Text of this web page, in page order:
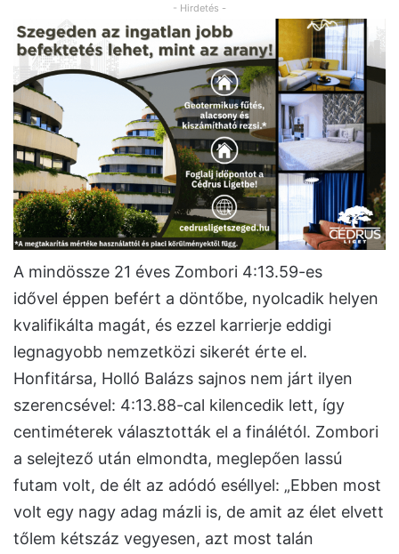
- Hirdetés -
A mindössze 21 éves Zombori 4:13.59-es
idővel éppen befért a döntőbe, nyolcadik helyen
kvalifikálta magát, és ezzel karrierje eddigi
legnagyobb nemzetközi sikerét érte el.
Honfitársa, Holló Balázs sajnos nem járt ilyen
szerencsével: 4:13.88-cal kilencedik lett, így
centiméterek választották el a finálétól. Zombori
a selejtező után elmondta, meglepően lassú
futam volt, de élt az adódó eséllyel: „Ebben most
volt egy nagy adag mázli is, de amit az élet elvett
tőlem kétszáz vegyesen, azt most talán